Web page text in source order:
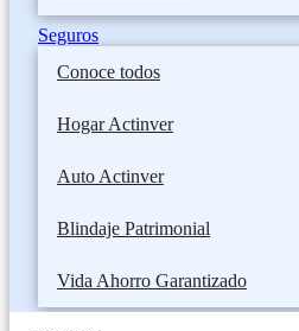
Seguros
Conoce todos
Hogar Actinver
Auto Actinver
Blindaje Patrimonial
Vida Ahorro Garantizado